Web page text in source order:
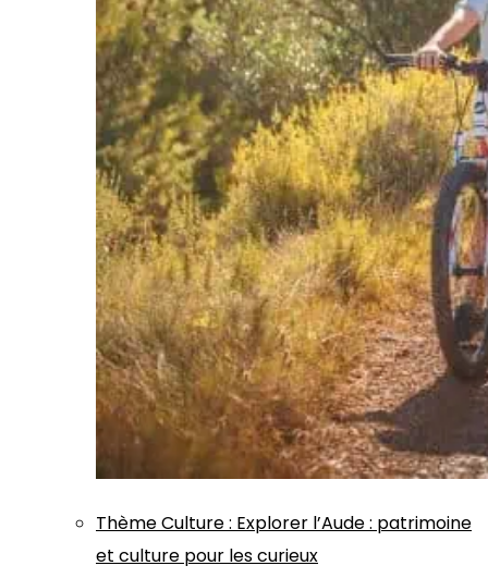
ThèmeCulture: Explorer l’Aude : patrimoine
et culture pour les curieux